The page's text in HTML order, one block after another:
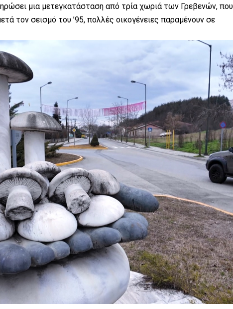
μια μετεγκατάσταση από τρία χωριά των Γρεβενών, που
τον σεισμό του ’95, πολλές οικογένειες παραμένουν σε